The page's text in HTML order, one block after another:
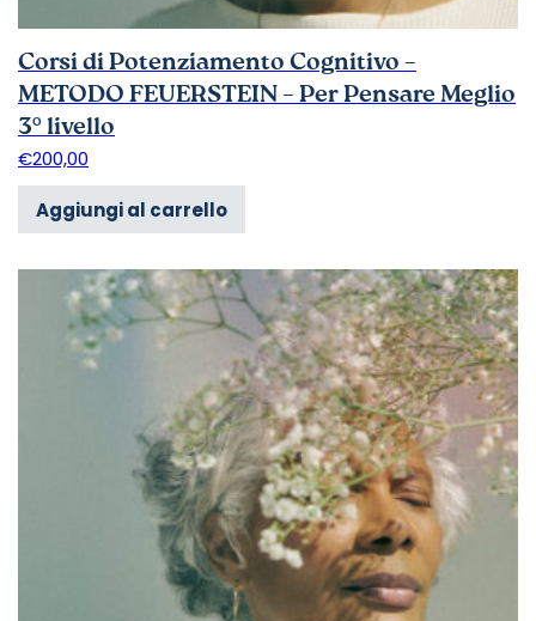
Corsi di Potenziamento Cognitivo –
METODO FEUERSTEIN – Per Pensare Meglio
3° livello
€200,00
Aggiungi al carrello